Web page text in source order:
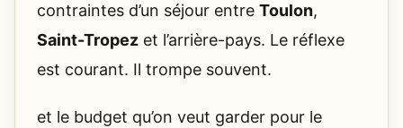
contraintes d’un séjour entre Toulon,
Saint-Tropez et l’arrière-pays. Le réflexe
est courant. Il trompe souvent.
et le budget qu’on veut garder pour le